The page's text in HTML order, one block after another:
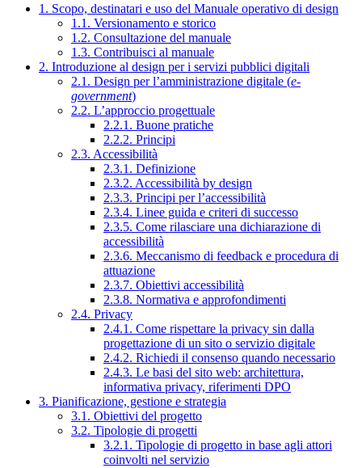
1. Scopo, destinatari e uso del Manuale operativo di design
1.1. Versionamento e storico
1.2. Consultazione del manuale
1.3. Contribuisci al manuale
2. Introduzione al design per i servizi pubblici digitali
2.1. Design per l’amministrazione digitale (e-
government)
2.2. L’approccio progettuale
2.2.1. Buone pratiche
2.2.2. Principi
2.3. Accessibilità
2.3.1. Definizione
2.3.2. Accessibilità by design
2.3.3. Principi per l’accessibilità
2.3.4. Linee guida e criteri di successo
2.3.5. Come rilasciare una dichiarazione di
accessibilità
2.3.6. Meccanismo di feedback e procedura di
attuazione
2.3.7. Obiettivi accessibilità
2.3.8. Normativa e approfondimenti
2.4. Privacy
2.4.1. Come rispettare la privacy sin dalla
progettazione di un sito o servizio digitale
2.4.2. Richiedi il consenso quando necessario
2.4.3. Le basi del sito web: architettura,
informativa privacy, riferimenti DPO
3. Pianificazione, gestione e strategia
3.1. Obiettivi del progetto
3.2. Tipologie di progetti
3.2.1. Tipologie di progetto in base agli attori
coinvolti nel servizio